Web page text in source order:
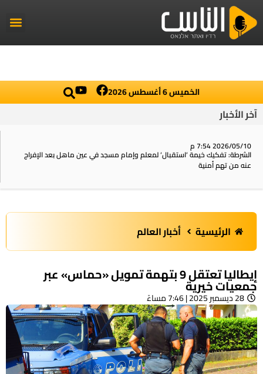
الخميس 6 أغسطس 2026
آخر الأخبار
2026/05/10 7:54 م
الشرطة: تفكيك خيمة ‘استقبال‘ لمعلم وإمام مسجد في عين ماهل بعد الإفراج
عنه من تهم أمنية
الرئيسية أخبار العالم
إيطاليا تعتقل 9 بتهمة تمويل «حماس» عبر
جمعيات خيرية
28 ديسمبر 2025 | 7:46 مساءً